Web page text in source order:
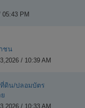
05:43 PM
ชน
/ 10:39 AM
ดิน/ปลอมบัตร
/ 10:33 AM